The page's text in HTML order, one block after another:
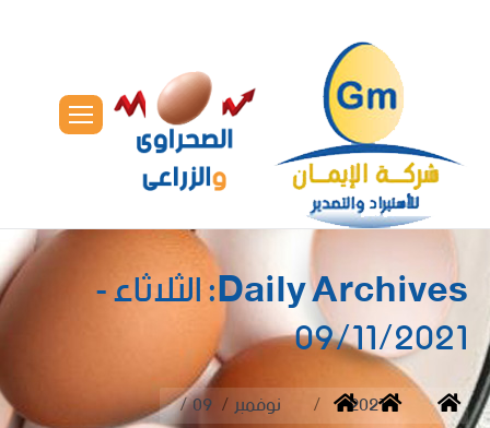
Daily Archives:الثلاثاء -
09/11/2021
You are here:
Home
2021 نوفمبر 09